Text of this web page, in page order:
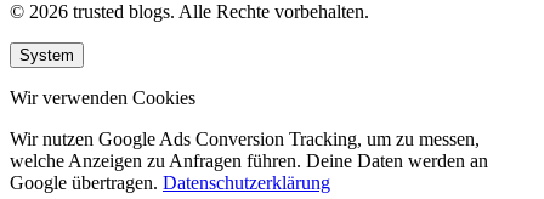
© 2026 trusted blogs. Alle Rechte vorbehalten.
System
Wir verwenden Cookies
Wir nutzen Google Ads Conversion Tracking, um zu messen,
welche Anzeigen zu Anfragen führen. Deine Daten werden an
Google übertragen. Datenschutzerklärung